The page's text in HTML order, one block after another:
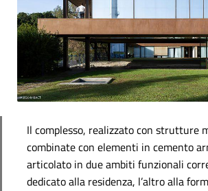
Il complesso, realizzato con strutture
combinate con elementi in cemento
articolato in due ambiti funzionali
dedicato alla residenza, l’altro alla